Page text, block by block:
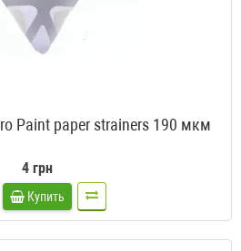
Paint paper strainers 190 мкм
4 грн
Купить